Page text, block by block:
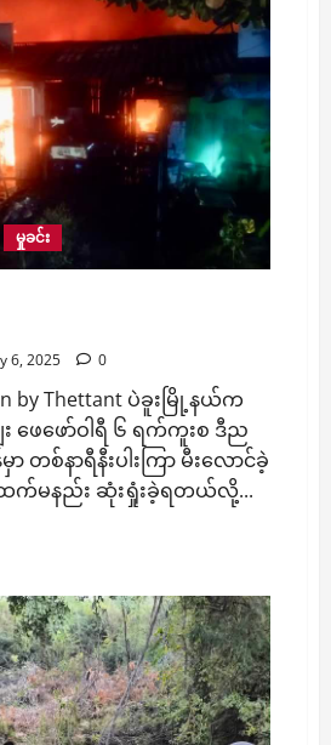
း
င်
န်
မှုခင်း
6, 2025 0
by Thettant ပဲခူးမြို့နယ်က
း ဖေဖော်ဝါရီ ၆ ရက်ကူးစ ဒီည
တစ်နာရီနီးပါးကြာ မီးလောင်ခဲ့
ထက်မနည်း ဆုံးရှုံးခဲ့ရတယ်လို့...